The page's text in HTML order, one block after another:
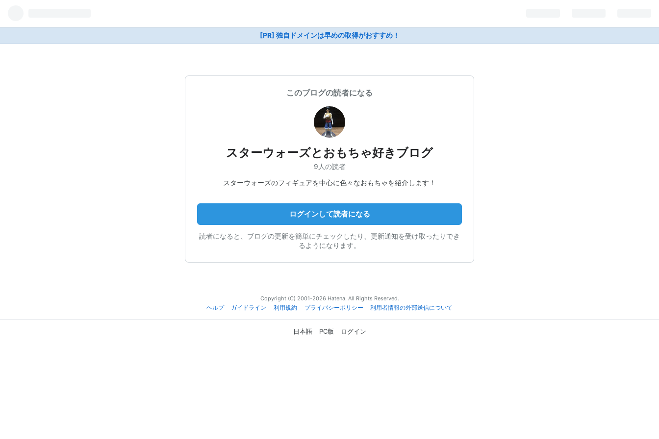
[PR] 独自ドメインは早めの取得がおすすめ！
このブログの読者になる
スターウォーズとおもちゃ好きブログ
9人の読者
スターウォーズのフィギュアを中心に色々なおもちゃを紹介します！
ログインして読者になる
読者になると、ブログの更新を簡単にチェックしたり、更新通知を受け取ったりでき
るようになります。
Copyright (C) 2001-2026 Hatena. All Rights Reserved.
ヘルプ
ガイドライン 利用規約 プライバシーポリシー 利用者情報の外部送信について
日本語 PC版 ログイン